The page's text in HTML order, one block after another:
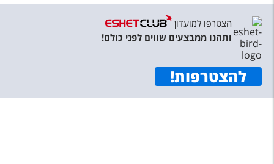
שירות לקוחות
תקנון
נגישות
הצטרפו למועדון
ותהנו ממבצעים שווים לפני כולם!
להצטרפות!